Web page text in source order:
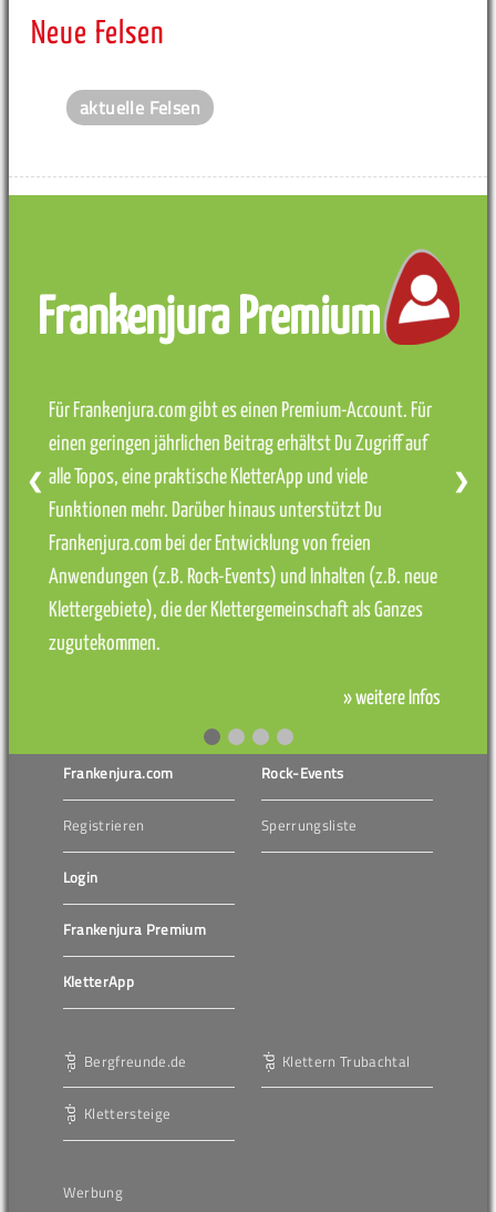
Neue Felsen
aktuelle Felsen
Frankenjura Premium
Für Frankenjura.com gibt es einen Premium-Account. Für
einen geringen jährlichen Beitrag erhältst Du Zugriff auf
alle Topos, eine praktische KletterApp und viele
Funktionen mehr. Darüber hinaus unterstützt Du
Frankenjura.com bei der Entwicklung von freien
Anwendungen (z.B. Rock-Events) und Inhalten (z.B. neue
Klettergebiete), die der Klettergemeinschaft als Ganzes
zugutekommen.
» weitere Infos
❮ ❯
Frankenjura.com
Registrieren
Login
Frankenjura Premium
KletterApp
Rock-Events
Sperrungsliste
Bergfreunde.de
Klettersteige
Klettern Trubachtal
Werbung